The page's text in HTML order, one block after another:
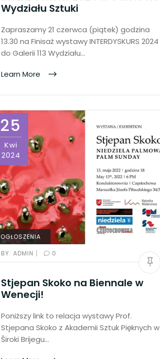
Wydziału Sztuki
Zapraszamy 21 czerwca (piątek) godzina
13.30 na Finisaż wystawy INTERDYSKURS 2024
do Galerii 113 Wydziału…
Learn More
25
Kwi
2024
OGŁOSZENIA
BY: ADMIN | 0
Stjepan Skoko na Biennale w
Wenecji!
Poniższy link to relacja wystawy Prof.
Stjepana Skoko z Akademii Sztuk Pięknych w
Široki Brijegu…